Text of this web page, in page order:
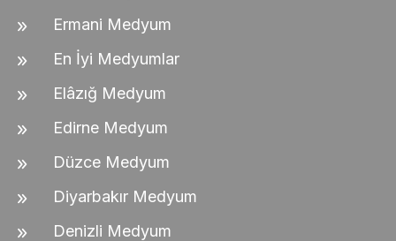
Ermani Medyum
En İyi Medyumlar
Elâzığ Medyum
Edirne Medyum
Düzce Medyum
Diyarbakır Medyum
Denizli Medyum